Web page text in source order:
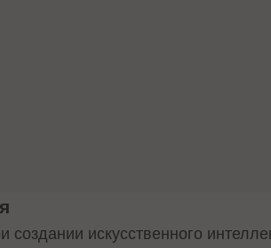
искусственного